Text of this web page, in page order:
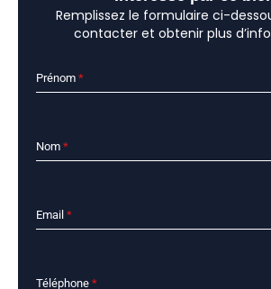
Remplissez le formulaire ci-
contacter et obtenir plus
Prénom *
Nom *
Email *
Téléphone *